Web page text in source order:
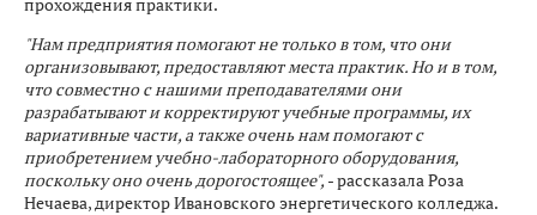
"Нам предприятия помогают не только в том, что они
организовывают, предоставляют места практик. Но и в том,
что совместно с нашими преподавателями они
разрабатывают и корректируют учебные программы, их
вариативные части, а также очень нам помогают с
приобретением учебно-лабораторного оборудования,
поскольку оно очень дорогостоящее", - рассказала Роза
Нечаева, директор Ивановского энергетического колледжа.